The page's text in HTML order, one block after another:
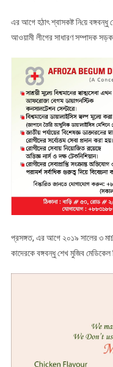
এর আগে হঠাৎ শ্বাসকষ্ট নি‌য়ে বঙ্গবন্ধু
আওয়ামী লীগের সাধারণ সম্পাদক
প্রসঙ্গত, এর আগে ২০১৯ সালের ৩
কাদেরকে বঙ্গবন্ধু শেখ মুজিব